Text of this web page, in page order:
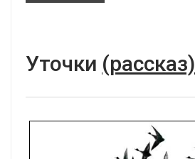
Уточки (рассказ)